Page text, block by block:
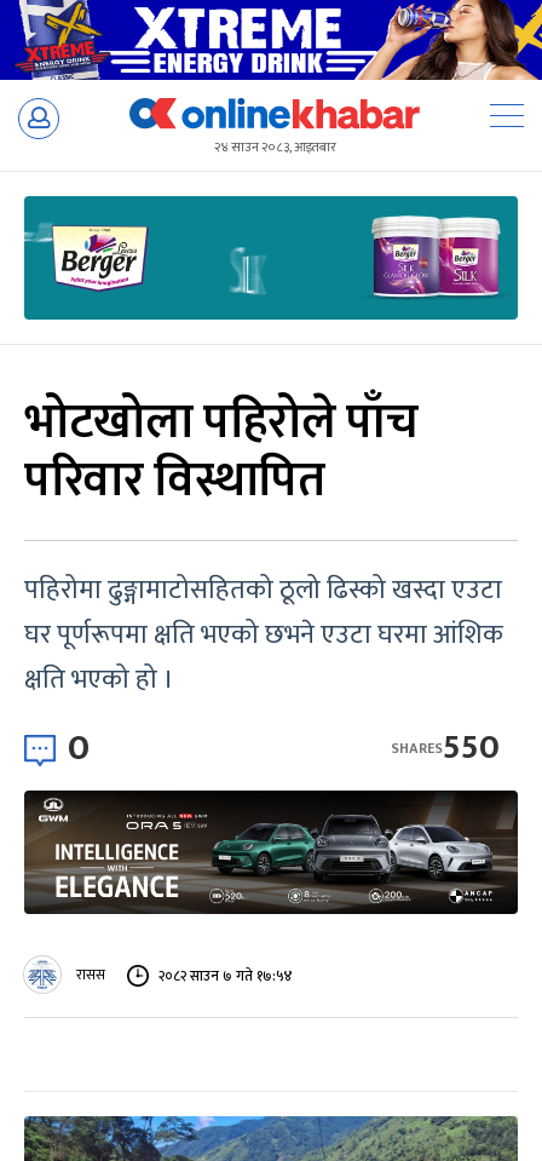
Skip
२४ साउन २०८३, आइतबार
भोटखोला पहिरोले पाँच
परिवार विस्थापित
पहिरोमा ढुङ्गामाटोसहितको ठूलो ढिस्को खस्दा एउटा
घर पूर्णरूपमा क्षति भएको छभने एउटा घरमा आंशिक
क्षति भएको हो ।
0 550
SHARES
रासस २०८२ साउन ७ गते १७:५४